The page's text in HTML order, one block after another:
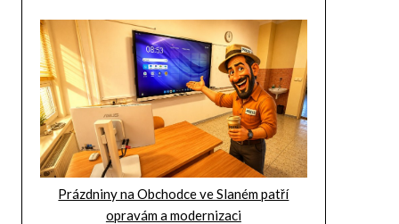
Prázdniny na Obchodce ve Slaném patří
opravám a modernizaci